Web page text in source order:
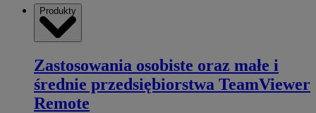
Produkty
Zastosowania osobiste oraz małe i
średnie przedsiębiorstwa TeamViewer
Remote